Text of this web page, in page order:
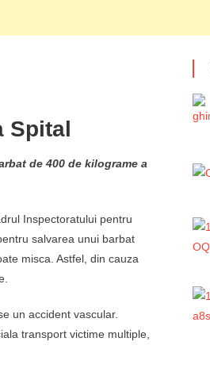
Spital
de 400 de kilograme a
Inspectoratului pentru
salvarea unui barbat
misca. Astfel, din cauza
un accident vascular.
transport victime multiple,